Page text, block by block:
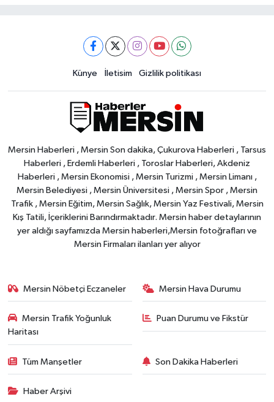
Künye İletisim Gizlilik politikası
Mersin Haberleri , Mersin Son dakika, Çukurova Haberleri , Tarsus
Haberleri , Erdemli Haberleri , Toroslar Haberleri, Akdeniz
Haberleri , Mersin Ekonomisi , Mersin Turizmi , Mersin Limanı ,
Mersin Belediyesi , Mersin Üniversitesi , Mersin Spor , Mersin
Trafik , Mersin Eğitim, Mersin Sağlık, Mersin Yaz Festivali, Mersin
Kış Tatili, İçeriklerini Barındırmaktadır. Mersin haber detaylarının
yer aldığı sayfamızda Mersin haberleri,Mersin fotoğrafları ve
Mersin Firmaları ilanları yer alıyor
Mersin Nöbetçi Eczaneler Mersin Hava Durumu
Mersin Trafik Yoğunluk
Haritası
Puan Durumu ve Fikstür
Tüm Manşetler Son Dakika Haberleri
Haber Arşivi